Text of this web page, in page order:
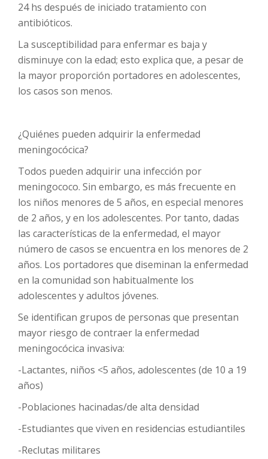
24 hs después de iniciado tratamiento con
antibióticos.
La susceptibilidad para enfermar es baja y
disminuye con la edad; esto explica que, a pesar de
la mayor proporción portadores en adolescentes,
los casos son menos.
¿Quiénes pueden adquirir la enfermedad
meningocócica?
Todos pueden adquirir una infección por
meningococo. Sin embargo, es más frecuente en
los niños menores de 5 años, en especial menores
de 2 años, y en los adolescentes. Por tanto, dadas
las características de la enfermedad, el mayor
número de casos se encuentra en los menores de 2
años. Los portadores que diseminan la enfermedad
en la comunidad son habitualmente los
adolescentes y adultos jóvenes.
Se identifican grupos de personas que presentan
mayor riesgo de contraer la enfermedad
meningocócica invasiva:
-Lactantes, niños <5 años, adolescentes (de 10 a 19
años)
-Poblaciones hacinadas/de alta densidad
-Estudiantes que viven en residencias estudiantiles
-Reclutas militares